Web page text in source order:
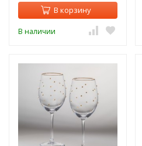
В корзину
В наличии